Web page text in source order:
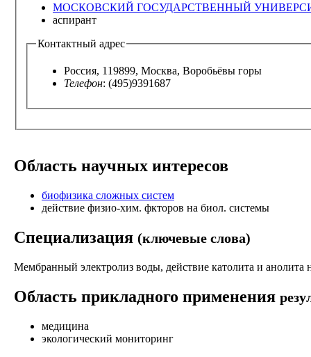
МОСКОВСКИЙ ГОСУДАРСТВЕННЫЙ
аспирант
Контактный адрес
Россия, 119899, Москва, Воробьёвы горы
Телефон: (495)9391687
Область научных интересов
биофизика сложных систем
действие физио-хим. фкторов на биол. системы
Специализация (ключевые слова)
Мембранный электролиз воды, действие католита и
Область прикладного применения
медицина
экологический мониторинг